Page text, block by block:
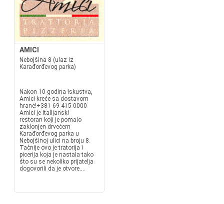
AMICI
Nebojšina 8 (ulaz iz
Karađorđevog parka)
Nakon 10 godina iskustva,
Amici kreće sa dostavom
hrane!+381 69 415 0000
Amici je italijanski
restoran koji je pomalo
zaklonjen drvećem
Karađorđevog parka u
Nebojšinoj ulici na broju 8.
Tačnije ovo je tratorija i
picerija koja je nastala tako
što su se nekoliko prijatelja
dogovorili da je otvore....